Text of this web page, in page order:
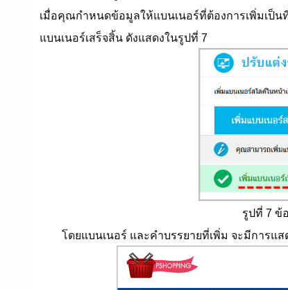
เมื่อคุณกำหนดข้อมูลให้แบนเนอร์ที่ต้องการเพิ่มเป็น
แบนเนอร์เสร็จสิ้น ดังแสดงในรูปที่ 7
รูปที่ 7 ข้
โดยแบนเนอร์ และคำบรรยายที่เพิ่ม จะมีการแส